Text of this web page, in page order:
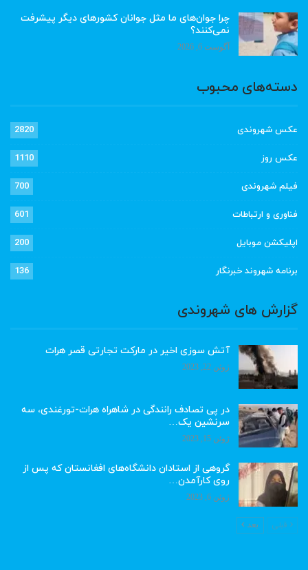
چرا جوان‌های ما مثل جوانان کشورهای دیگر پیشرفت
نمی‌کنند؟
آگوست 6, 2026
دسته‌های محبوب
عکس شهروندی 2820
عکس روز 1110
فیلم شهروندی 700
فناوری و ارتباطات 601
اپلیکشن موبایل 200
برنامه شهروند خبرنگار 136
گزارش های شهروندی
آتش سوزی اخیر در مارکت تجارتی قصر هرات
ژوئن 22, 2023
در پی تصادف رانندگی در شاهراه هرات-تورغندی، سه
سرنشین یک…
ژوئن 15, 2023
گروهی از استادان دانشگاه‌های افغانستان که پس از
روی کارآمدن…
ژوئن 6, 2023
قبلی بعد